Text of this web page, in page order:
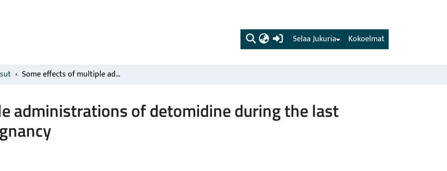
(current) Kokoelmat
Selaa Jukuria
Some effects of multiple administrations of detomidine during the last trimester of equine pregnancy
administrations of detomidine during the last